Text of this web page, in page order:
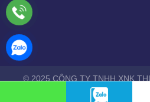
© 2025 CÔNG TY TNHH XNK
THĂNG